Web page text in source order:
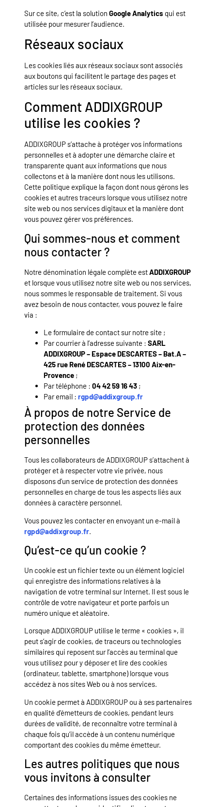
Sur ce site, c’est la solution Google Analytics qui est
utilisée pour mesurer l’audience.
Réseaux sociaux
Les cookies liés aux réseaux sociaux sont associés
aux boutons qui facilitent le partage des pages et
articles sur les réseaux sociaux.
Comment ADDIXGROUP
utilise les cookies ?
ADDIXGROUP s’attache à protéger vos informations
personnelles et à adopter une démarche claire et
transparente quant aux informations que nous
collectons et à la manière dont nous les utilisons.
Cette politique explique la façon dont nous gérons les
cookies et autres traceurs lorsque vous utilisez notre
site web ou nos services digitaux et la manière dont
vous pouvez gérer vos préférences.
Qui sommes-nous et comment
nous contacter ?
Notre dénomination légale complète estADDIXGROUP
et lorsque vous utilisez notre site web ou nos services,
nous sommes le responsable de traitement. Si vous
avez besoin de nous contacter, vous pouvez le faire
via :
Le formulaire de contact sur notre site ;
Par courrier à l’adresse suivante : SARL
ADDIXGROUP – Espace DESCARTES – Bat.A –
425 rue René DESCARTES – 13100 Aix-en-
Provence ;
Par téléphone : 04 42 59 16 43 ;
Par email : rgpd@addixgroup.fr
À propos de notre Service de
protection des données
personnelles
Tous les collaborateurs de ADDIXGROUP s’attachent à
protéger et à respecter votre vie privée, nous
disposons d’un service de protection des données
personnelles en charge de tous les aspects liés aux
données à caractère personnel.
Vous pouvez les contacter en envoyant un e-mail à
rgpd@addixgroup.fr.
Qu’est-ce qu’un cookie ?
Un cookie est un fichier texte ou un élément logiciel
qui enregistre des informations relatives à la
navigation de votre terminal sur Internet. Il est sous le
contrôle de votre navigateur et porte parfois un
numéro unique et aléatoire.
Lorsque ADDIXGROUP utilise le terme « cookies », il
peut s’agir de cookies, de traceurs ou technologies
similaires qui reposent sur l’accès au terminal que
vous utilisez pour y déposer et lire des cookies
(ordinateur, tablette, smartphone) lorsque vous
accédez à nos sites Web ou à nos services.
Un cookie permet à ADDIXGROUP ou à ses partenaires
en qualité d’émetteurs de cookies, pendant leurs
durées de validité, de reconnaître votre terminal à
chaque fois qu’il accède à un contenu numérique
comportant des cookies du même émetteur.
Les autres politiques que nous
vous invitons à consulter
Certaines des informations issues des cookies ne